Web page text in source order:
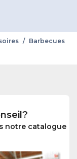
/ Barbecues
notre catalogue